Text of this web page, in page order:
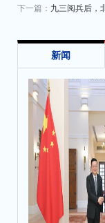
下一篇： 九三阅兵后，
新闻